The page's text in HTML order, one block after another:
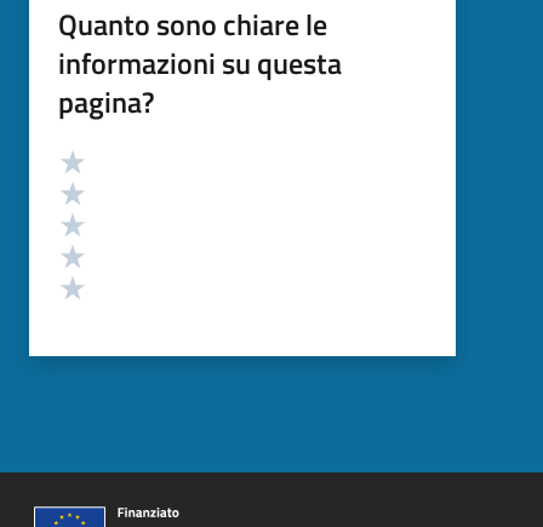
Quanto sono chiare le
informazioni su questa
pagina?
Valutazione